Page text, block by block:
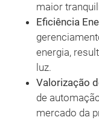
maior
Eficiência
energia,
luz.
Valorização
de
mercado da